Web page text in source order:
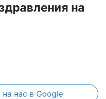
на
на нас в Google